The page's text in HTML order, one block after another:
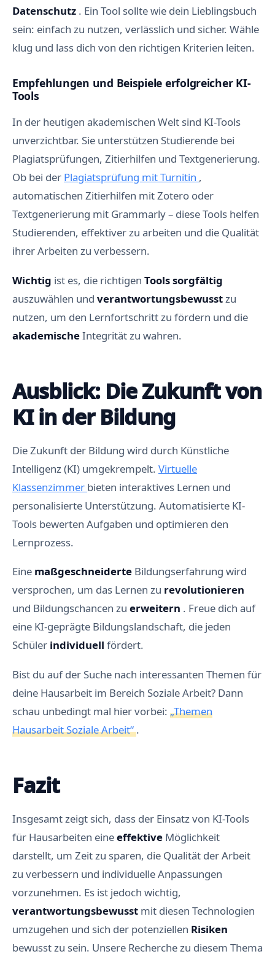
Datenschutz . Ein Tool sollte wie dein Lieblingsbuch
sein: einfach zu nutzen, verlässlich und sicher. Wähle
klug und lass dich von den richtigen Kriterien leiten.
Empfehlungen und Beispiele erfolgreicher KI-
Tools
In der heutigen akademischen Welt sind KI-Tools
unverzichtbar. Sie unterstützen Studierende bei
Plagiatsprüfungen, Zitierhilfen und Textgenerierung.
Ob bei der Plagiatsprüfung mit Turnitin ,
automatischen Zitierhilfen mit Zotero oder
Textgenerierung mit Grammarly – diese Tools helfen
Studierenden, effektiver zu arbeiten und die Qualität
ihrer Arbeiten zu verbessern.
Wichtig ist es, die richtigen Toolssorgfältig
auszuwählen und verantwortungsbewusstzu
nutzen, um den Lernfortschritt zu fördern und die
akademischeIntegrität zu wahren.
Ausblick: Die Zukunft von
KI in der Bildung
Die Zukunft der Bildung wird durch Künstliche
Intelligenz (KI) umgekrempelt. Virtuelle
Klassenzimmer bieten interaktives Lernen und
personalisierte Unterstützung. Automatisierte KI-
Tools bewerten Aufgaben und optimieren den
Lernprozess.
Eine maßgeschneiderte Bildungserfahrung wird
versprochen, um das Lernen zu revolutionieren
und Bildungschancen zu erweitern . Freue dich auf
eine KI-geprägte Bildungslandschaft, die jeden
Schüler individuell fördert.
Bist du auf der Suche nach interessanten Themen für
deine Hausarbeit im Bereich Soziale Arbeit? Dann
schau unbedingt mal hier vorbei: „Themen
Hausarbeit Soziale Arbeit“.
Fazit
Insgesamt zeigt sich, dass der Einsatz von KI-Tools
für Hausarbeiten eineeffektive Möglichkeit
darstellt, um Zeit zu sparen, die Qualität der Arbeit
zu verbessern und individuelle Anpassungen
vorzunehmen. Es ist jedoch wichtig,
verantwortungsbewusst mit diesen Technologien
umzugehen und sich der potenziellen Risiken
bewusst zu sein. Unsere Recherche zu diesem Thema